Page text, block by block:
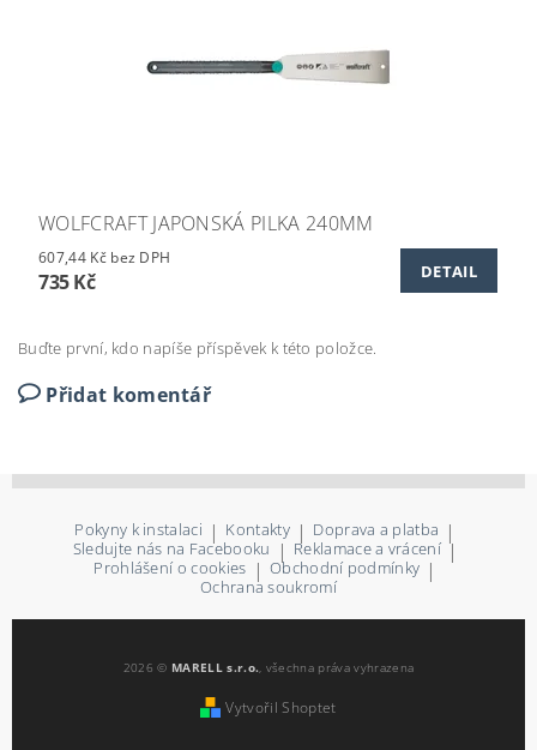
WOLFCRAFT JAPONSKÁ PILKA 240MM
607,44 Kč bez DPH
735 Kč DETAIL
Buďte první, kdo napíše příspěvek k této položce.
Přidat komentář
Pokyny k instalaci | Kontakty | Doprava a platba |
Sledujte nás na Facebooku | Reklamace a vrácení |
Prohlášení o cookies | Obchodní podmínky |
Ochrana soukromí
2026 © MARELL s.r.o. , všechna práva vyhrazena
Vytvořil Shoptet